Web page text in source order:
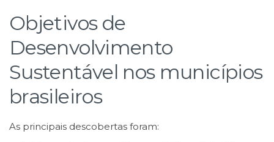
Objetivos de
Desenvolvimento
Sustentável nos municípios
brasileiros
As principais descobertas foram: